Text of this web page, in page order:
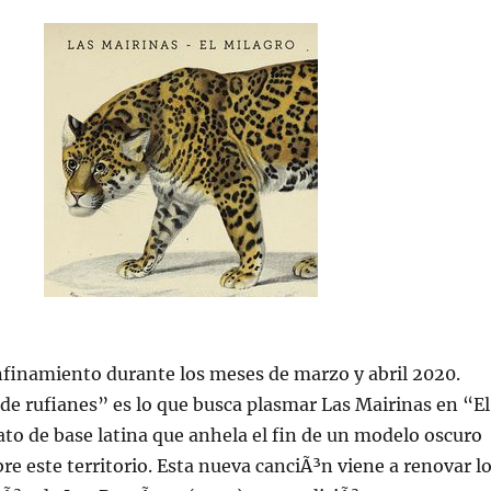
durante los meses de marzo y abril 2020.
rufianes” es lo que busca plasmar Las Mairinas en “El
de base latina que anhela el fin de un modelo oscuro
este territorio. Esta nueva canciÃ³n viene a renovar